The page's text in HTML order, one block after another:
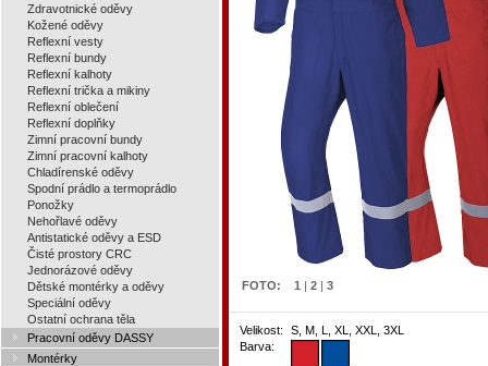
Zdravotnické oděvy
Kožené oděvy
Reflexní vesty
Reflexní bundy
Reflexní kalhoty
Reflexní trička a mikiny
Reflexní oblečení
Reflexní doplňky
Zimní pracovní bundy
Zimní pracovní kalhoty
Chladírenské oděvy
Spodní prádlo a termoprádlo
Ponožky
Nehořlavé oděvy
Antistatické oděvy a ESD
Čisté prostory CRC
Jednorázové oděvy
Dětské montérky a oděvy
Speciální oděvy
Ostatní ochrana těla
Pracovní oděvy DASSY
Montérky
FOTO: 1 | 2 | 3
Velikost:
S, M, L, XL, XXL, 3XL
Barva: